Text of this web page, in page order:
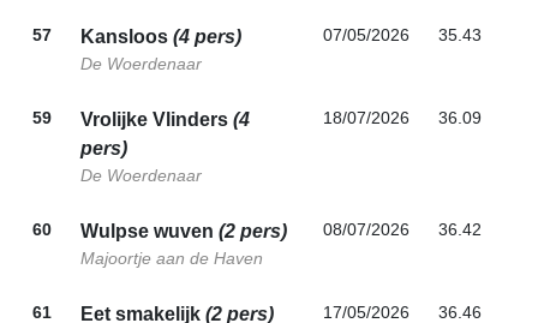
57 Kansloos (4 pers)
De Woerdenaar
07/05/2026 35.43
59 Vrolijke Vlinders (4
pers)
De Woerdenaar
18/07/2026 36.09
60 Wulpse wuven (2 pers)
Majoortje aan de Haven
08/07/2026 36.42
61 Eet smakelijk (2 pers) 17/05/2026 36.46